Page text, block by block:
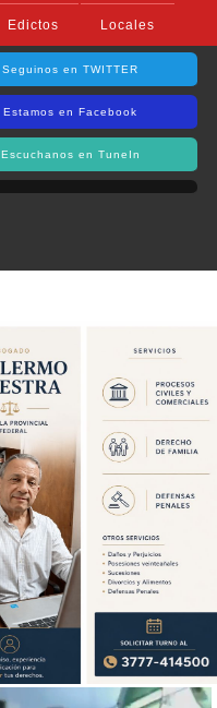
Edictos Locales
Seguinos en TWITTER
Estamos en Facebook
Escuchanos en TuneIn